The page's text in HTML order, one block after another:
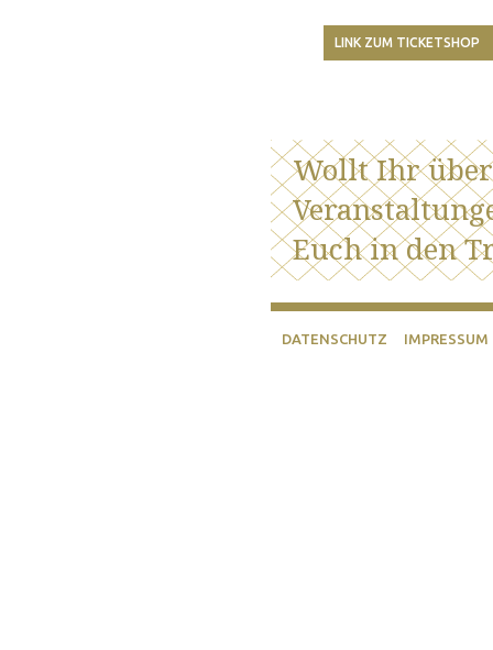
LINK ZUM TICKETSHOP
Wollt Ihr über
Euch in den
DATENSCHUTZ IMPRESSUM